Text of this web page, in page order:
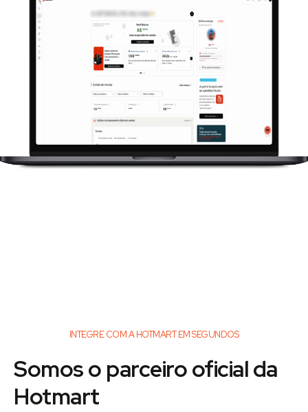
INTEGRE COM A HOTMART EM SEGUNDOS
Somos o parceiro oficial da
Hotmart